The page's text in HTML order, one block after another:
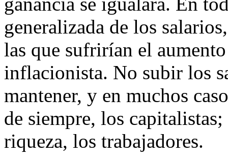
generalizada de los
las que sufrirían el
inflacionista. No subir los
mantener, y en muchos
de siempre, los
riqueza, los trabajadores.